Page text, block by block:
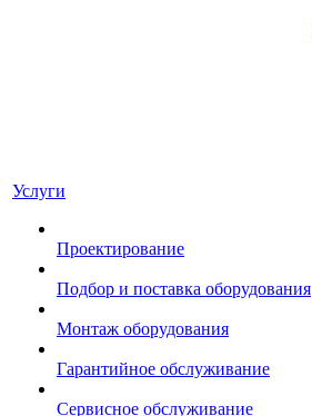
Услуги
Проектирование
Подбор и поставка оборудования
Монтаж оборудования
Гарантийное обслуживание
Сервисное обслуживание